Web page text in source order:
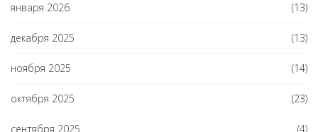
января 2026 (13)
декабря 2025 (13)
ноября 2025 (14)
октября 2025 (23)
сентября 2025 (4)